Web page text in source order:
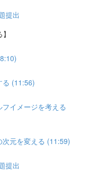
提出
(11:56)
イメージを考える
元を変える (11:59)
提出